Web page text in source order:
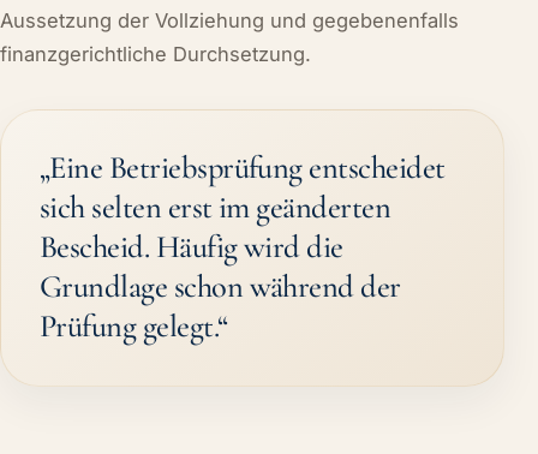
Aussetzung der Vollziehung und gegebenenfalls
finanzgerichtliche Durchsetzung.
„Eine Betriebsprüfung entscheidet
sich selten erst im geänderten
Bescheid. Häufig wird die
Grundlage schon während der
Prüfung gelegt.“